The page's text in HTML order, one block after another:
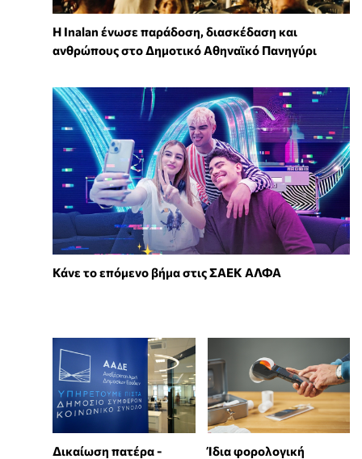
Η Inalan ένωσε παράδοση, διασκέδαση και
ανθρώπους στο Δημοτικό Αθηναϊκό Πανηγύρι
Κάνε το επόμενο βήμα στις ΣΑΕΚ ΑΛΦΑ
Δικαίωση πατέρα -
Ίδια φορολογική